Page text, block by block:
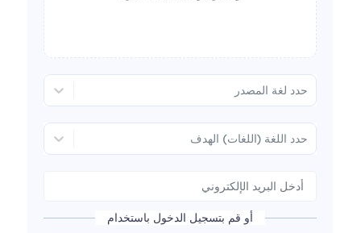
حدد لغة المصدر
حدد اللغة (اللغات) الهدف
أو قم بتسجيل الدخول باستخدام